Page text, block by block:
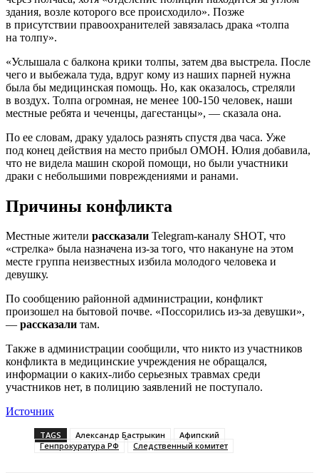
здания, возле которого все происходило». Позже
в присутствии правоохранителей завязалась драка «толпа
на толпу».
«Услышала с балкона крики толпы, затем два выстрела. После
чего и выбежала туда, вдруг кому из наших парней нужна
была бы медицинская помощь. Но, как оказалось, стреляли
в воздух. Толпа огромная, не менее 100-150 человек, наши
местные ребята и чеченцы, дагестанцы», — сказала она.
По ее словам, драку удалось разнять спустя два часа. Уже
под конец действия на место прибыл ОМОН. Юлия добавила,
что не видела машин скорой помощи, но были участники
драки с небольшими повреждениями и ранами.
Причины конфликта
Местные жители рассказали Telegram-каналу SHOT, что
«стрелка» была назначена из-за того, что накануне на этом
месте группа неизвестных избила молодого человека и
девушку.
По сообщению районной администрации, конфликт
произошел на бытовой почве. «Поссорились из-за девушки»,
— рассказали там.
Также в администрации сообщили, что никто из участников
конфликта в медицинские учреждения не обращался,
информации о каких-либо серьезных травмах среди
участников нет, в полицию заявлений не поступало.
Источник
TAGS Александр Бастрыкин
Афипский
Генпрокуратура РФ
Следственный комитет